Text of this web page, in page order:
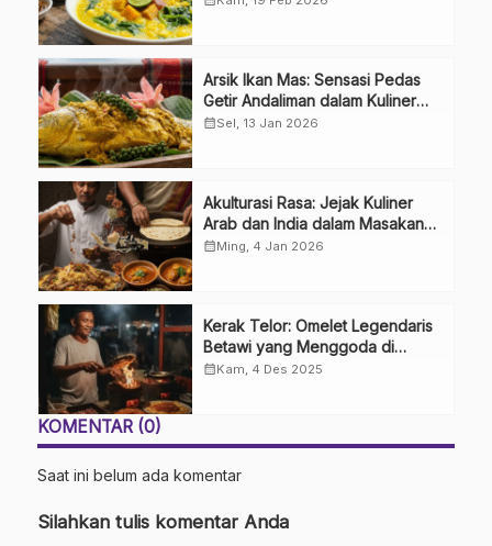
Arsik Ikan Mas: Sensasi Pedas
Getir Andaliman dalam Kuliner
Khas Batak
calendar_monthSel, 13 Jan 2026
Akulturasi Rasa: Jejak Kuliner
Arab dan India dalam Masakan
Nusantara
calendar_monthMing, 4 Jan 2026
Kerak Telor: Omelet Legendaris
Betawi yang Menggoda di
Tengah Modernitas
calendar_monthKam, 4 Des 2025
KOMENTAR (0)
Saat ini belum ada komentar
Silahkan tulis komentar Anda